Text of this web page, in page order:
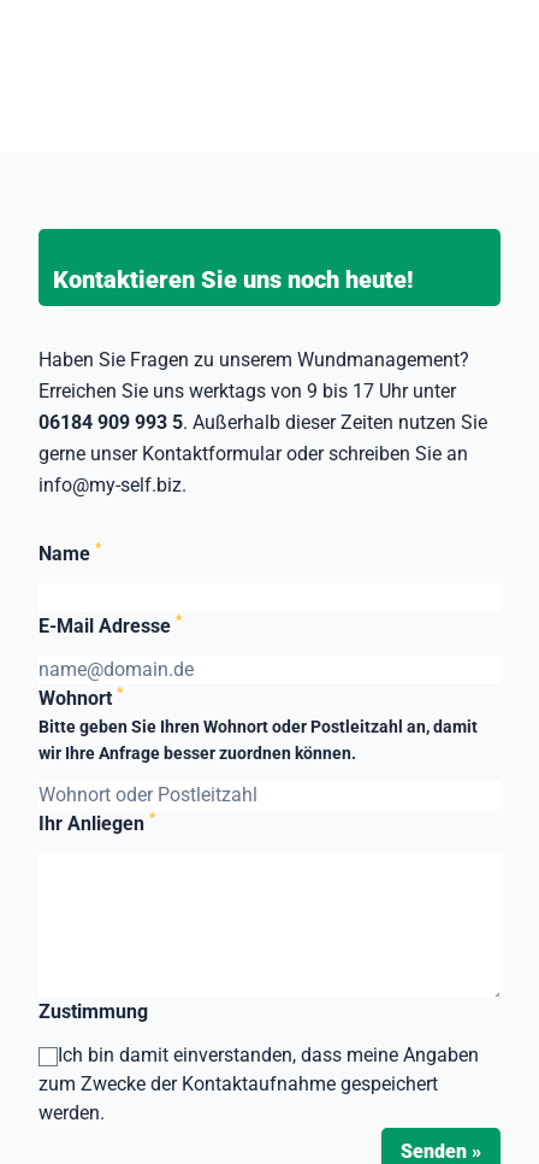
Kontaktieren Sie uns noch heute!
Haben Sie Fragen zu unserem Wundmanagement?
Erreichen Sie uns werktags von 9 bis 17 Uhr unter
06184 909 993 5. Außerhalb dieser Zeiten nutzen Sie
gerne unser Kontaktformular oder schreiben Sie an
info@my-self.biz.
Name *
E-Mail Adresse *
Wohnort *
Bitte geben Sie Ihren Wohnort oder Postleitzahl an, damit
wir Ihre Anfrage besser zuordnen können.
Ihr Anliegen *
Zustimmung
Ich bin damit einverstanden, dass meine Angaben
zum Zwecke der Kontaktaufnahme gespeichert
werden.
Senden »